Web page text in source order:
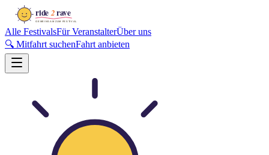
Alle FestivalsFür VeranstalterÜber uns
🔍 Mitfahrt suchenFahrt anbieten